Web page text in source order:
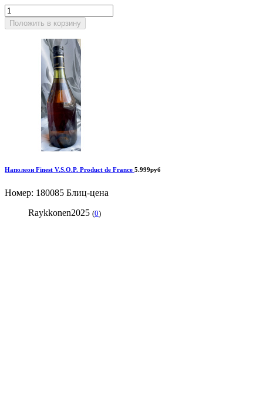
Положить в корзину
Наполеон Finest V.S.O.P. Product de France 5.999руб
Номер: 180085 Блиц-цена
Raykkonen2025 (0)